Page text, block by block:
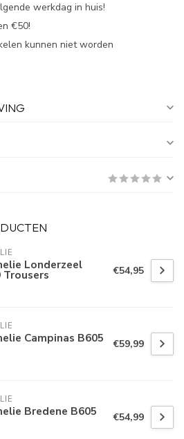
werkdag in huis!
€50!
kunnen niet worden
Londerzeel
Trousers €54,95
Campinas B605 €59,99
Bredene B605 €54,99